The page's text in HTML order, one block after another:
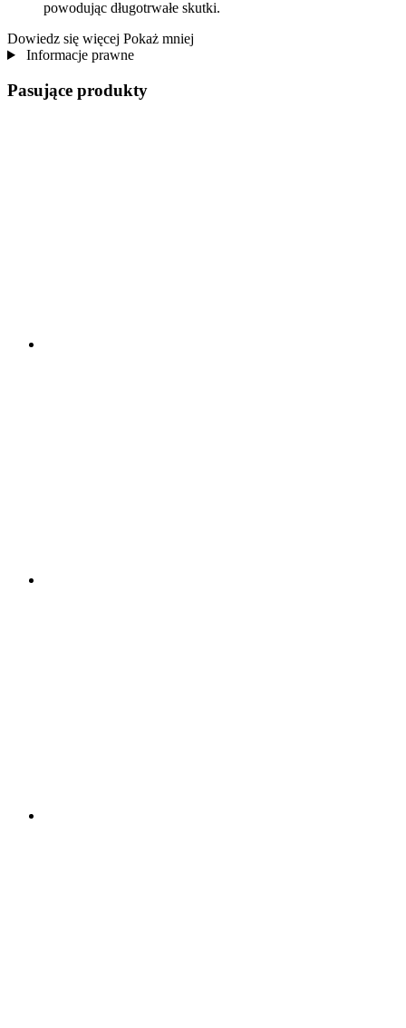
powodując długotrwałe skutki.
Dowiedz się więcej Pokaż mniej
Informacje prawne
Pasujące produkty